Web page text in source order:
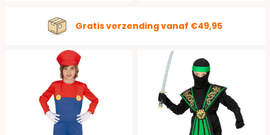
Gratis verzending vanaf €49,95